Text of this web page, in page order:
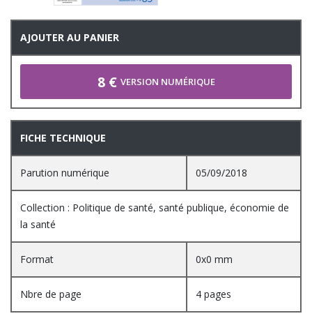
AJOUTER AU PANIER
8 € VERSION NUMÉRIQUE
FICHE TECHNIQUE
Parution numérique 05/09/2018
Collection : Politique de santé, santé publique, économie de
la santé
Format 0x0 mm
Nbre de page 4 pages